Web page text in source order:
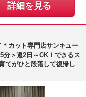
詳細を見る
カット専門店サンキュー
分＞週2日～OK！できるス
てがひと段落して復帰し